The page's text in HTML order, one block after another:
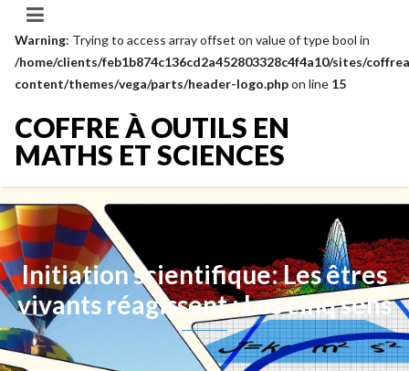
Warning: Trying to access array offset on value of type bool in
/home/clients/feb1b874c136cd2a452803328c4f4a10/sites/
content/themes/vega/parts/header-logo.phpon line 15
COFFRE À OUTILS EN
MATHS ET SCIENCES
Initiation scientifique: Les êtres
vivants réagissent : Les cinq sens